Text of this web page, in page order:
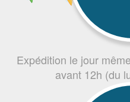
Expédition le jour
avant 12h (du